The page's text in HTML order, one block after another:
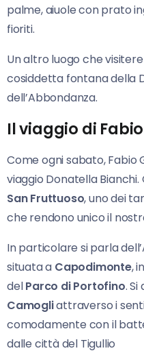
palme, aiuole con prato
fioriti.
Un altro luogo che
cosiddetta fontana della
dell’Abbondanza.
Il viaggio di
Come ogni sabato, Fabio
viaggio Donatella
San Fruttuoso, uno dei
che rendono unico il
In particolare si parla
situata a Capodimonte,
delParco di Portofino.
Camogliattraverso i
comodamente con il
dalle città del Tigullio